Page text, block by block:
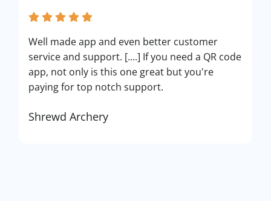
Well made app and even better customer
service and support. [....] If you need a QR code
app, not only is this one great but you're
paying for top notch support.
Shrewd Archery